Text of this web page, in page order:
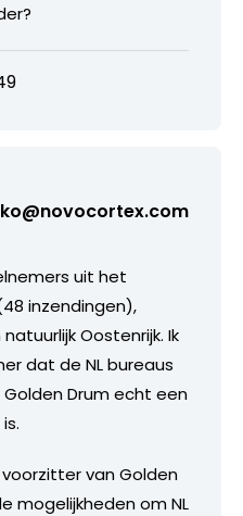
uit het
inzendingen),
Oostenrijk. Ik
dat de NL bureaus
Drum echt een
van Golden
mogelijkheden om NL